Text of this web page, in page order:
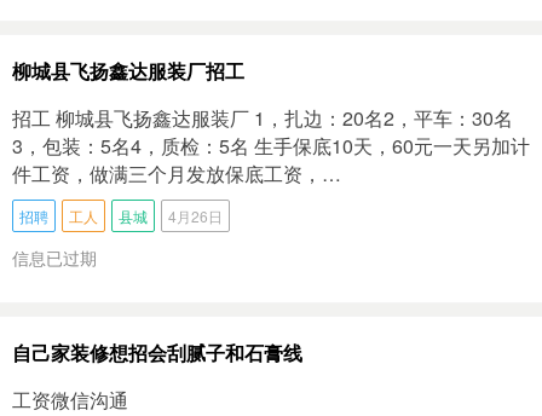
柳城县飞扬鑫达服装厂招工
招工 柳城县飞扬鑫达服装厂 1，扎边：20名2，平车：30名
3，包装：5名4，质检：5名 生手保底10天，60元一天另加计
件工资，做满三个月发放保底工资，…
招聘 工人 县城 4月26日
信息已过期
自己家装修想招会刮腻子和石膏线
工资微信沟通